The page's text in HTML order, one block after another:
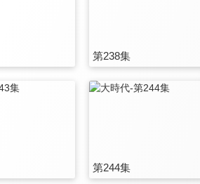
第238集
第244集